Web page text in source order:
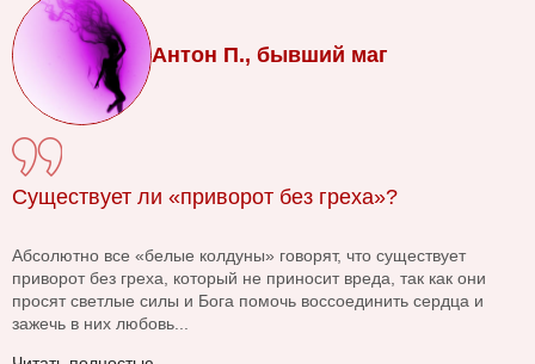
Антон П., бывший маг
Существует ли «приворот без греха»?
Абсолютно все «белые колдуны» говорят, что существует
приворот без греха, который не приносит вреда, так как они
просят светлые силы и Бога помочь воссоединить сердца и
зажечь в них любовь...